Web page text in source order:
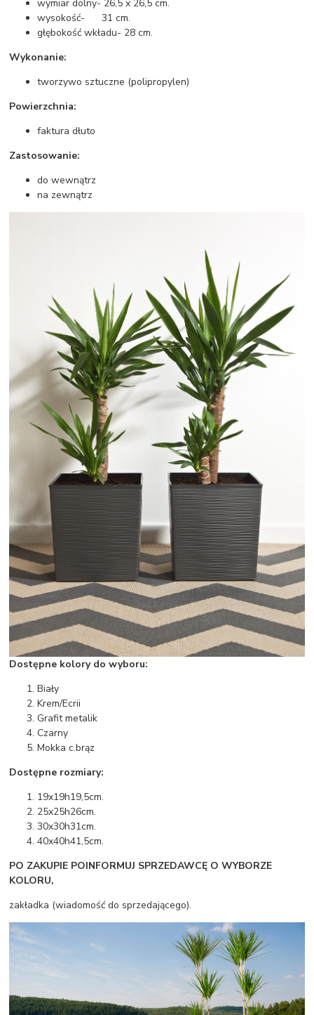
wymiar dolny- 26,5 x 26,5 cm.
wysokość- 31 cm.
głębokość wkładu- 28 cm.
Wykonanie:
tworzywo sztuczne (polipropylen)
Powierzchnia:
faktura dłuto
Zastosowanie:
do wewnątrz
na zewnątrz
Dostępne kolory do wyboru:
Biały
Krem/Ecrii
Grafit metalik
Czarny
Mokka c.brąz
Dostępne rozmiary:
19x19h19,5cm.
25x25h26cm.
30x30h31cm.
40x40h41,5cm.
PO ZAKUPIE POINFORMUJ SPRZEDAWCĘ O WYBORZE
KOLORU,
zakładka (wiadomość do sprzedającego).